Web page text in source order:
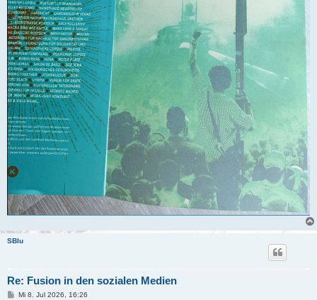
SBlu
Re: Fusion in den sozialen Medien
BMi 8. Jul 2026, 16:26